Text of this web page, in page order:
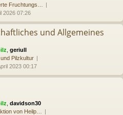
Fruchtungs…
2026 07:26
und Allgemeines
geriull
Pilzkultur
2023 00:17
davidson30
von Heilp…